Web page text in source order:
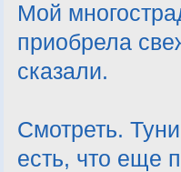
Мой
приобрела
сказали.
Смотреть.
есть, что еще